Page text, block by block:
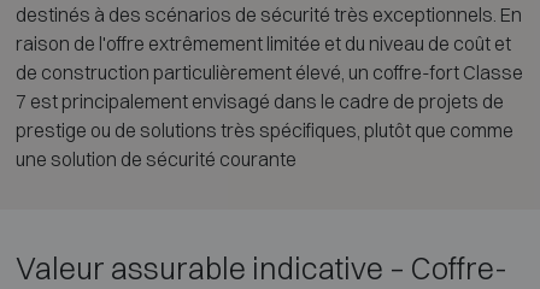
destinés à des scénarios de sécurité très exceptionnels. En
raison de l'offre extrêmement limitée et du niveau de coût et
de construction particulièrement élevé, un coffre-fort Classe
7 est principalement envisagé dans le cadre de projets de
prestige ou de solutions très spécifiques, plutôt que comme
une solution de sécurité courante
Valeur assurable indicative – Coffre-